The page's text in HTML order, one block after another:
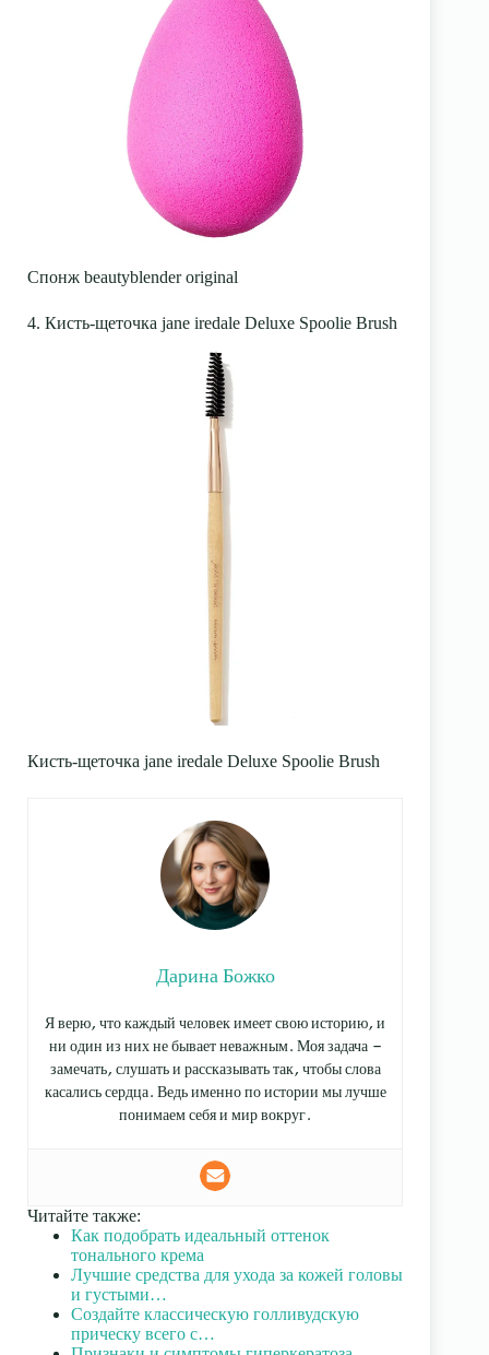
Спонж beautyblender original
4. Кисть-щеточка jane iredale Deluxe Spoolie Brush
Кисть-щеточка jane iredale Deluxe Spoolie Brush
Дарина Божко
Я верю, что каждый человек имеет свою историю, и
ни один из них не бывает неважным. Моя задача —
замечать, слушать и рассказывать так, чтобы слова
касались сердца. Ведь именно по истории мы лучше
понимаем себя и мир вокруг.
Читайте также:
Как подобрать идеальный оттенок
тонального крема
Лучшие средства для ухода за кожей головы
и густыми…
Создайте классическую голливудскую
прическу всего с…